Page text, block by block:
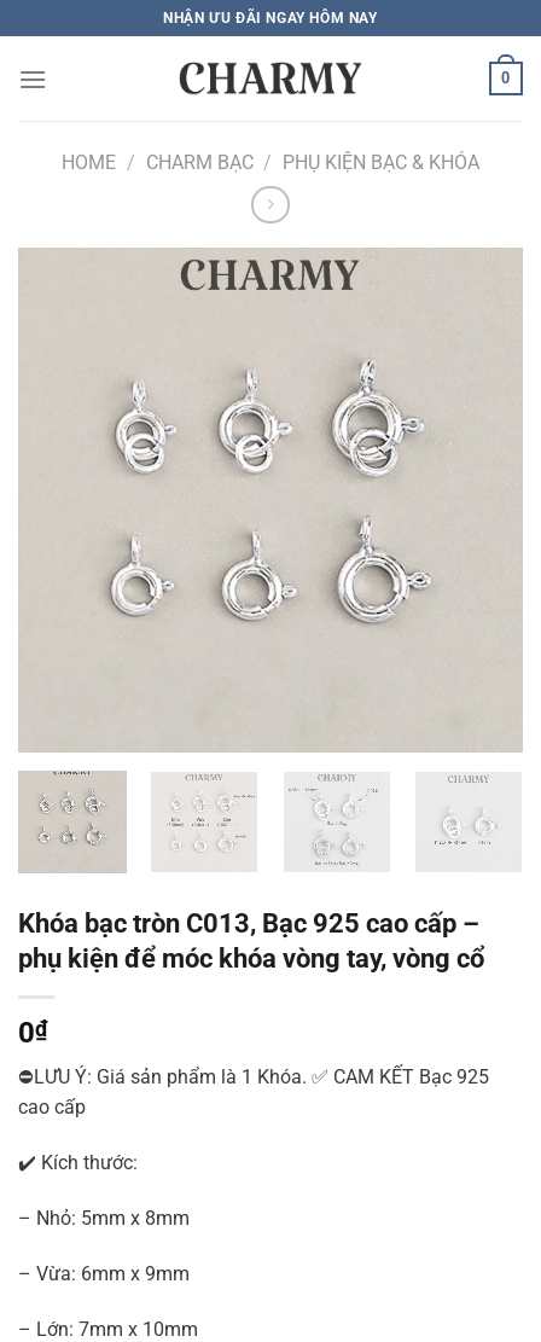
qua
nội
NHẬN ƯU ĐÃI NGAY HÔM NAY
0
HOME / CHARM BẠC / PHỤ KIỆN BẠC & KHÓA
Khóa bạc tròn C013, Bạc 925 cao cấp –
phụ kiện để móc khóa vòng tay, vòng cổ
0₫
⛔LƯU Ý: Giá sản phẩm là 1 Khóa. ✅ CAM KẾT Bạc 925
cao cấp
✔️ Kích thước:
– Nhỏ: 5mm x 8mm
– Vừa: 6mm x 9mm
– Lớn: 7mm x 10mm